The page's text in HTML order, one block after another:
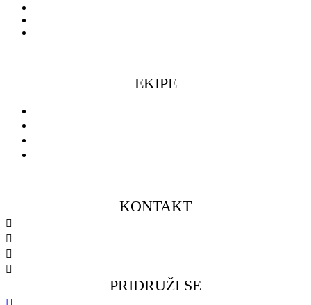
EKIPE
KONTAKT
PRIDRUŽI SE